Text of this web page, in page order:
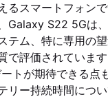
るスマートフォン
Galaxy S22 5Gは
テム、特に専用の
で評価されていま
トが期待できる点
リー持続時間につ